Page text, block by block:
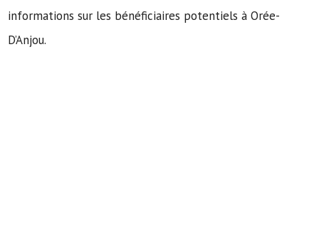
informations sur les bénéficiaires potentiels à Orée-
D’Anjou.